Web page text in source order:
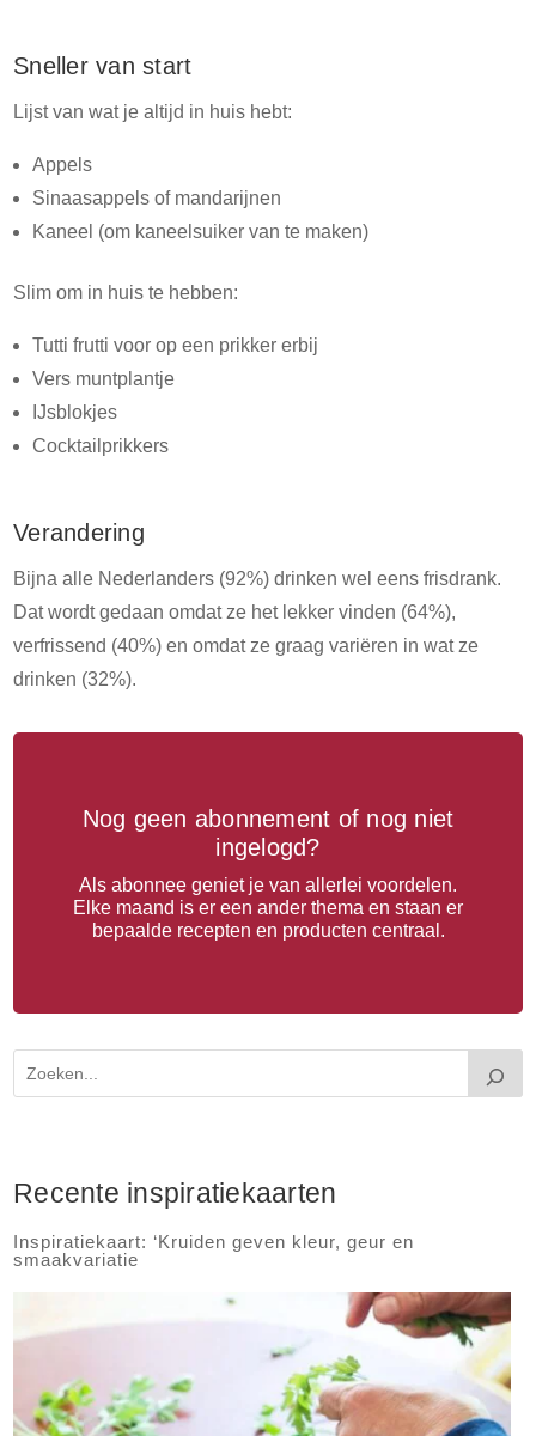
Sneller van start
Lijst van wat je altijd in huis hebt:
Appels
Sinaasappels of mandarijnen
Kaneel (om kaneelsuiker van te maken)
Slim om in huis te hebben:
Tutti frutti voor op een prikker erbij
Vers muntplantje
IJsblokjes
Cocktailprikkers
Verandering
Bijna alle Nederlanders (92%) drinken wel eens frisdrank.
Dat wordt gedaan omdat ze het lekker vinden (64%),
verfrissend (40%) en omdat ze graag variëren in wat ze
drinken (32%).
Nog geen abonnement of nog niet
ingelogd?
Als abonnee geniet je van allerlei voordelen.
Elke maand is er een ander thema en staan er
bepaalde recepten en producten centraal.
Recente inspiratiekaarten
Inspiratiekaart: ‘Kruiden geven kleur, geur en
smaakvariatie